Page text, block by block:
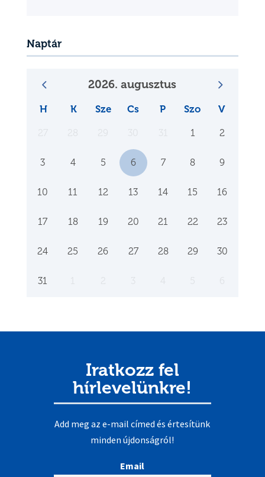
Naptár
2026. augusztus
H K Sze Cs P Szo V
1 2
3 4 5 6 7 8 9
10 11 12 13 14 15 16
17 18 19 20 21 22 23
24 25 26 27 28 29 30
31
Iratkozz fel
hírlevelünkre!
Add meg az e-mail címed és értesítünk
minden újdonságról!
Email